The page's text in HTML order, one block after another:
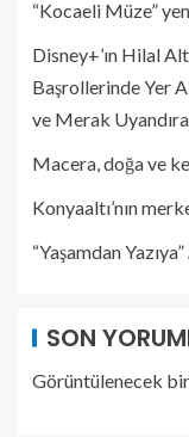
“Kocaeli Müze”
Disney+’ın Hilal
Başrollerinde Yer
ve Merak
Macera, doğa ve
Konyaaltı’nın
“Yaşamdan
SON
Görüntülenecek